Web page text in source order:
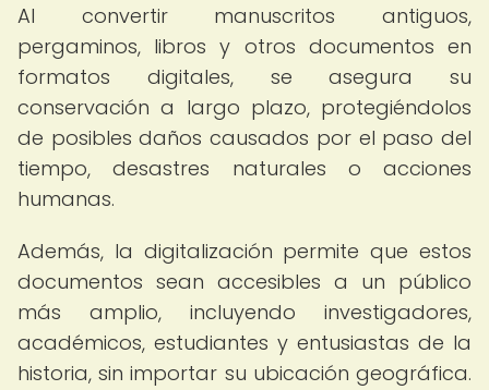
Al convertir manuscritos antiguos,
pergaminos, libros y otros documentos en
formatos digitales, se asegura su
conservación a largo plazo, protegiéndolos
de posibles daños causados por el paso del
tiempo, desastres naturales o acciones
humanas.
Además, la digitalización permite que estos
documentos sean accesibles a un público
más amplio, incluyendo investigadores,
académicos, estudiantes y entusiastas de la
historia, sin importar su ubicación geográfica.